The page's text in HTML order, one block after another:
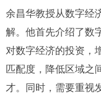
余昌华教授从数字经
解。他首先介绍了数
对数字经济的投资，
匹配度，降低区域之
才。同时，需要重视